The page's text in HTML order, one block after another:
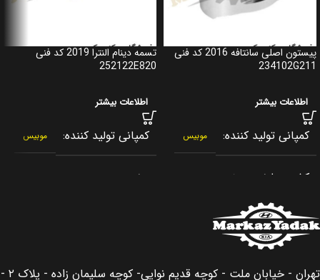
پیستون اصلی سانتافه 2016 کد فنی
234102G211
اطلاعات بیشتر
کمپانی تولید کننده موبیس
کشور سازنده کره جنوبی
اصالت کالا اصلی
تسمه دینام النترا 2019 کد فنی
252122E820
اطلاعات بیشتر
کمپانی تولید کننده موبیس
برند
تهران - خیابان ملت - کوچه قدیم نوایی- کوچه سلیمان زاده - پلاک ۲ -